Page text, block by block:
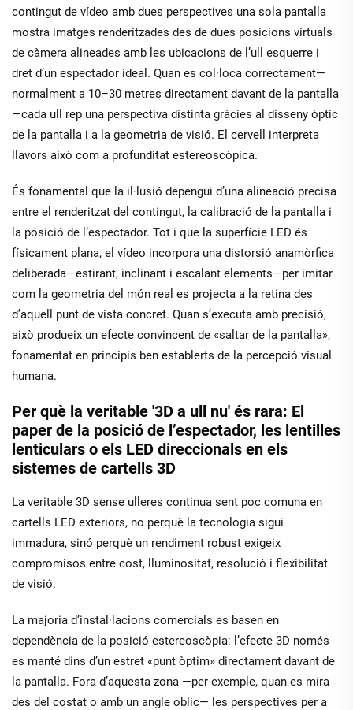
contingut de vídeo amb dues perspectives una sola pantalla
mostra imatges renderitzades des de dues posicions virtuals
de càmera alineades amb les ubicacions de l’ull esquerre i
dret d’un espectador ideal. Quan es col·loca correctament—
normalment a 10–30 metres directament davant de la pantalla
—cada ull rep una perspectiva distinta gràcies al disseny òptic
de la pantalla i a la geometria de visió. El cervell interpreta
llavors això com a profunditat estereoscòpica.
És fonamental que la il·lusió depengui d’una alineació precisa
entre el renderitzat del contingut, la calibració de la pantalla i
la posició de l’espectador. Tot i que la superfície LED és
físicament plana, el vídeo incorpora una distorsió anamòrfica
deliberada—estirant, inclinant i escalant elements—per imitar
com la geometria del món real es projecta a la retina des
d’aquell punt de vista concret. Quan s’executa amb precisió,
això produeix un efecte convincent de «saltar de la pantalla»,
fonamentat en principis ben establerts de la percepció visual
humana.
Per què la veritable '3D a ull nu' és rara: El
paper de la posició de l’espectador, les lentilles
lenticulars o els LED direccionals en els
sistemes de cartells 3D
La veritable 3D sense ulleres continua sent poc comuna en
cartells LED exteriors, no perquè la tecnologia sigui
immadura, sinó perquè un rendiment robust exigeix
compromisos entre cost, lluminositat, resolució i flexibilitat
de visió.
La majoria d’instal·lacions comercials es basen en
dependència de la posició estereoscòpia: l’efecte 3D només
es manté dins d’un estret «punt òptim» directament davant de
la pantalla. Fora d’aquesta zona —per exemple, quan es mira
des del costat o amb un angle oblic— les perspectives per a